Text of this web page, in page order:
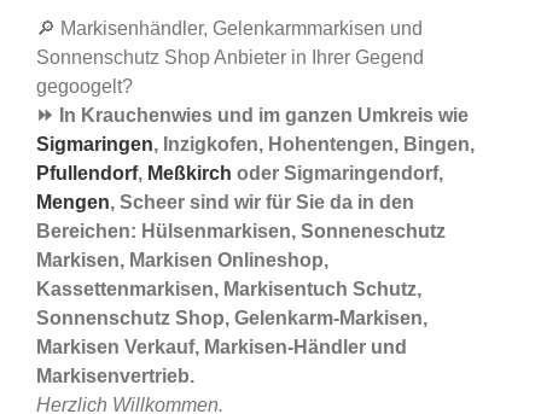
🔎 Markisenhändler, Gelenkarmmarkisen und
Sonnenschutz Shop Anbieter in Ihrer Gegend
gegoogelt?
⏩ In Krauchenwies und im ganzen Umkreis wie
Sigmaringen, Inzigkofen, Hohentengen, Bingen,
Pfullendorf, Meßkirch oder Sigmaringendorf,
Mengen, Scheer sind wir für Sie da in den
Bereichen: Hülsenmarkisen, Sonneneschutz
Markisen, Markisen Onlineshop,
Kassettenmarkisen, Markisentuch Schutz,
Sonnenschutz Shop, Gelenkarm-Markisen,
Markisen Verkauf, Markisen-Händler und
Markisenvertrieb.
Herzlich Willkommen.